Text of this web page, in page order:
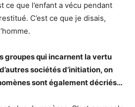
ce que l’enfant a vécu pendant
C’est ce que je disais,
groupes qui incarnent la vertu
sociétés d’initiation, on
sont également décriés…